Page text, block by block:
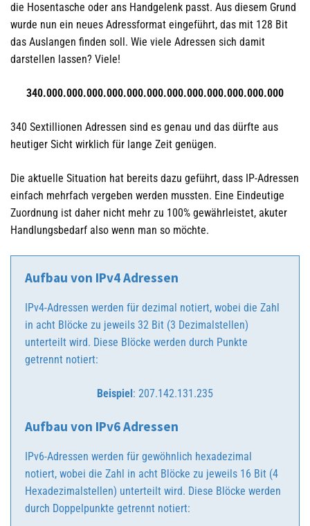
die Hosentasche oder ans Handgelenk passt. Aus diesem Grund
wurde nun ein neues Adressformat eingeführt, das mit 128 Bit
das Auslangen finden soll. Wie viele Adressen sich damit
darstellen lassen? Viele!
340.000.000.000.000.000.000.000.000.000.000.000.000
340 Sextillionen Adressen sind es genau und das dürfte aus
heutiger Sicht wirklich für lange Zeit genügen.
Die aktuelle Situation hat bereits dazu geführt, dass IP-Adressen
einfach mehrfach vergeben werden mussten. Eine Eindeutige
Zuordnung ist daher nicht mehr zu 100% gewährleistet, akuter
Handlungsbedarf also wenn man so möchte.
Aufbau von IPv4 Adressen
IPv4-Adressen werden für dezimal notiert, wobei die Zahl
in acht Blöcke zu jeweils 32 Bit (3 Dezimalstellen)
unterteilt wird. Diese Blöcke werden durch Punkte
getrennt notiert:
Beispiel: 207.142.131.235
Aufbau von IPv6 Adressen
IPv6-Adressen werden für gewöhnlich hexadezimal
notiert, wobei die Zahl in acht Blöcke zu jeweils 16 Bit (4
Hexadezimalstellen) unterteilt wird. Diese Blöcke werden
durch Doppelpunkte getrennt notiert: